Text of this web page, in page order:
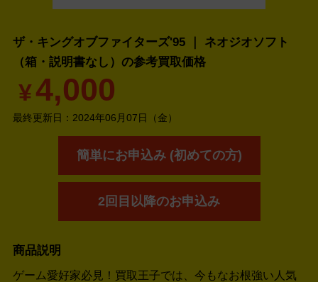
ザ・キングオブファイターズ'95 ｜ ネオジオソフト
（箱・説明書なし）の参考買取価格
¥4,000
最終更新日： 2024年06月07日（金）
簡単にお申込み (初めての方)
2回目以降のお申込み
商品説明
ゲーム愛好家必見！買取王子では、今もなお根強い人気